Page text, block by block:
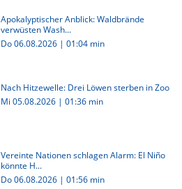
Apokalyptischer Anblick: Waldbrände
verwüsten Wash...
Do 06.08.2026 | 01:04 min
Nach Hitzewelle: Drei Löwen sterben in Zoo
Mi 05.08.2026 | 01:36 min
Vereinte Nationen schlagen Alarm: El Niño
könnte H...
Do 06.08.2026 | 01:56 min